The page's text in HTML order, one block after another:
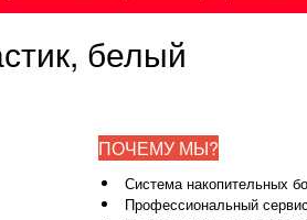
белый
ПОЧЕМУ МЫ?
Система накопительных
Профессиональный